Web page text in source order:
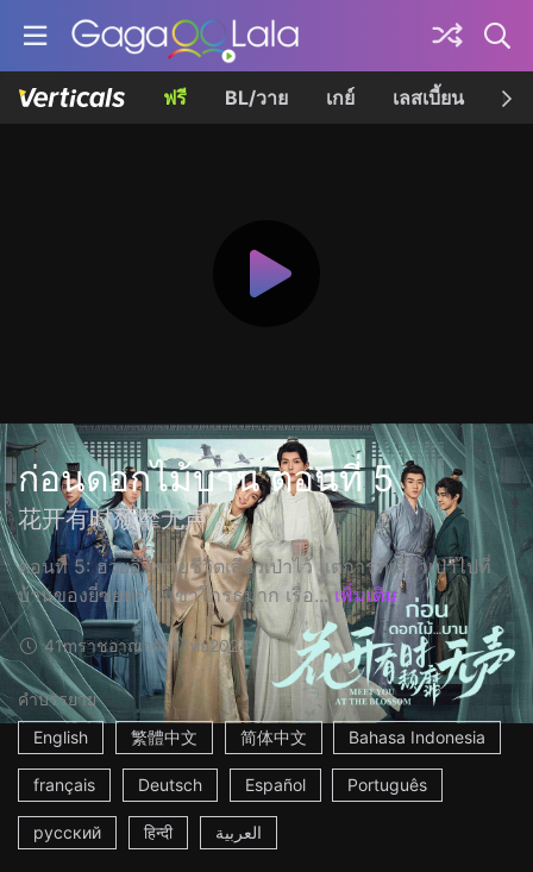
ฟรี BL/วาย เกย์ เลสเบี้ยน เค
ก่อนดอกไม้บาน ตอนที่ 5
花开有时颓靡无声
ตอนที่ 5: ฮ่วยอึนช่วยชีวิตเสียวเป่าไว้ แต่การที่เสียวเป่าไปที่
บ้านของยี่ซุยทำให้เขาโกรธมาก เรื่อ... เพิ่มเติม
41mราชอาณาจักรไทย2024
คำบรรยาย
English
繁體中文 简体中文 Bahasa Indonesia
français Deutsch Español Português
русский हिन्दी العربية